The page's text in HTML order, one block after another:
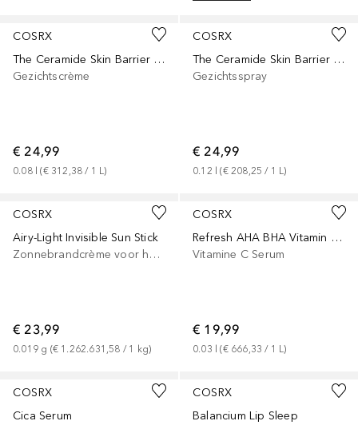
COSRX
The Ceramide Skin Barrier Moisturizer
Gezichtscrème
€ 24,99
0.08 (€ 312,38 / 1 L)
COSRX
The Ceramide Skin Barrier Moisturizing Mist
Gezichtsspray
€ 24,99
0.12 (€ 208,25 / 1 L)
COSRX
Airy-Light Invisible Sun Stick
Zonnebrandcrème voor het lichaam
€ 23,99
0.019 g (€ 1.262.631,58 / 1 kg)
COSRX
Refresh AHA BHA Vitamin C Booster Serum
Vitamine C Serum
€ 19,99
0.03 (€ 666,33 / 1 L)
COSRX
Cica Serum
COSRX
Balancium Lip Sleep